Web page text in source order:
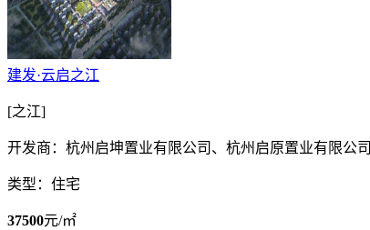
建发·云启之江
[之江]
开发商：杭州启坤置业有限公司、杭州启原置业有限公司
类型：住宅
37500元/㎡